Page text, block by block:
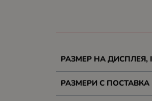
РАЗМЕР НА ДИСПЛЕЯ,
РАЗМЕРИ С